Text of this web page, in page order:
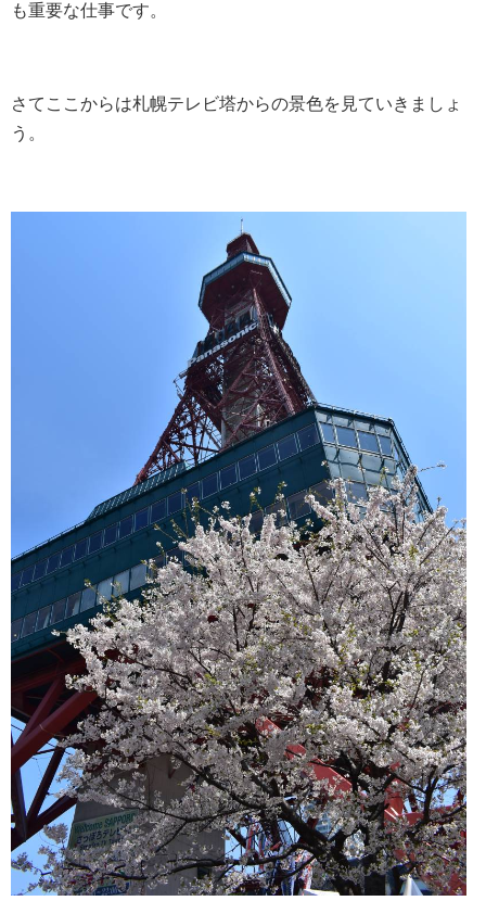
も重要な仕事です。
さてここからは札幌テレビ塔からの景色を見ていきましょ
う。